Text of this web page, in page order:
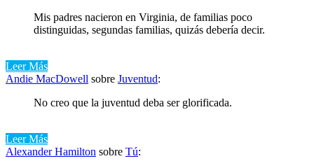
Mis padres nacieron en Virginia, de familias poco
distinguidas, segundas familias, quizás debería decir.
Leer Más
Andie MacDowell sobre Juventud:
No creo que la juventud deba ser glorificada.
Leer Más
Alexander Hamilton sobre Tú: